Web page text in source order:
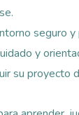
seguro
y
su proyecto